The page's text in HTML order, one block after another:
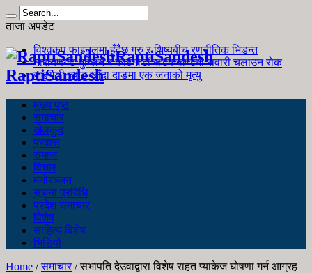
ताजा अपडेट
विश्वकप फाइनलमा हुँदैछ गुरु र शिष्यबीच रणनीतिक भिडन्त
नारायणगढ-मुग्लिन र काठमाडौं सडकखण्डमा सवारी चलाउन रोक
जङ्गली च्याउ खाँदा दाङमा एक जनाको मृत्यु
RaptiSandesh
RaptiSandesh
मुख्य पृष्ठ
समाचार
खेलकुद
प्रवास
समाज
विचार
मनोरञ्जन
सूचना प्रविधि
प्रदेश समाचार
विशेष
साहित्य विशेष
भिडियो
Home /समाचार /सभापति देउवाद्वारा विशेष राहत प्याकेज घोषणा गर्न आग्रह